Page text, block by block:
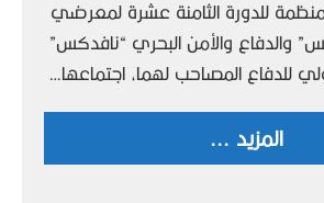
للدورة الثامنة عشرة لمعرضي
والدفاع والأمن البحري “نافدكس”
المزيد ...